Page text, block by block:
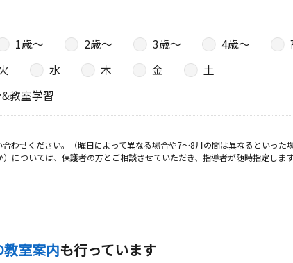
1歳〜 2歳〜 3歳〜 4歳〜
水 木 金
土
教室学習
せください。（曜日によって異なる場合や7～8月の間は異なるといった場
ついては、保護者の方とご相談させていただき、指導者が随時指定します
室案内も行っています